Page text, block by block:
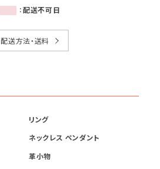
：配送不可日
配送方法・送料
リング
ネックレス ペンダント
革小物